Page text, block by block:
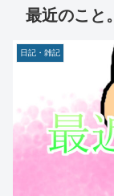
最近のこと。
日記・雑記